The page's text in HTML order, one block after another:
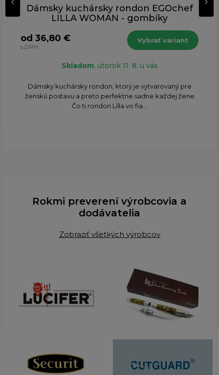
Dámsky kuchársky rondon EGOchef
LILLA WOMAN - gombíky
od 36,80 €
s DPH
Vybrať variant
Skladom, utorok 11. 8. u vás
Dámsky kuchársky rondon, ktorý je vytvarovaný pre
ženskú postavu a preto perfektne sadne každej žene
Čo ti rondon Lilla vo fia...
Rokmi preverení výrobcovia a
dodávatelia
Zobraziť všetkých výrobcov